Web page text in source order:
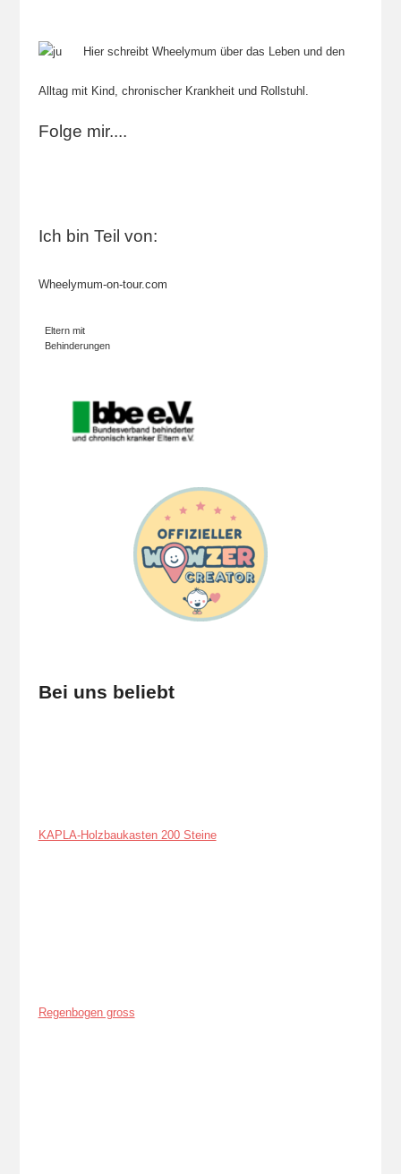
Hier schreibt Wheelymum über das Leben und den
Alltag mit Kind, chronischer Krankheit und Rollstuhl.
Folge mir....
Ich bin Teil von:
Wheelymum-on-tour.com
Eltern mit
Behinderungen
Bei uns beliebt
KAPLA-Holzbaukasten 200 Steine
Regenbogen gross